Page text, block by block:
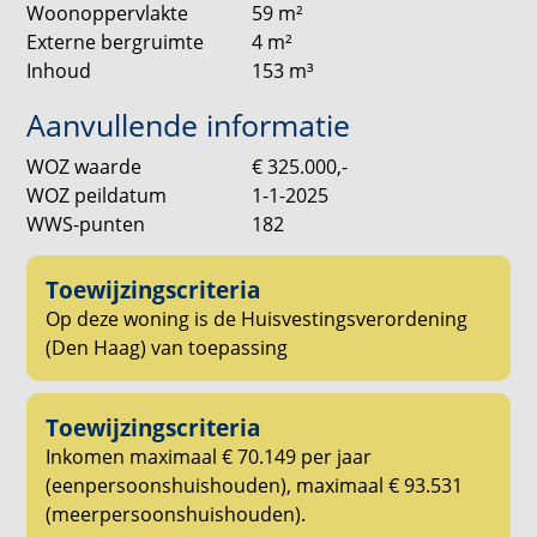
De badkamer is stijlvol afgewerkt en uitgerust met
een wastafel met spiegel en een ruime inloopdouche.
Daarnaast beschikt het appartement over een
separaat toilet, wat extra comfort biedt.
Balkon
Het ruime balkon is gelegen op het noordoosten.
Hier kun je heerlijk buiten zitten en genieten van de
ochtendzon en de levendige sfeer van de stad.
Let op!
De getoonde afbeeldingen zijn ter illustratie en
kunnen dus afwijken van de werkelijkheid.
Interesse?
Ga in de woningpresentatie op onze website naar
[REAGEER] en geef hiermee aan dat je geïnteresseerd
bent.
Woonoppervlakte 59 m²
Externe bergruimte
4 m²
Inhoud
153 m³
Aanvullende informatie
WOZ waarde
€ 325.000,-
WOZ peildatum
1-1-2025
WWS-punten
182
Toewijzingscriteria
Op deze woning is de Huisvestingsverordening
(Den Haag) van toepassing
Toewijzingscriteria
Inkomen maximaal € 70.149 per jaar
(eenpersoonshuishouden), maximaal € 93.531
(meerpersoonshuishouden).